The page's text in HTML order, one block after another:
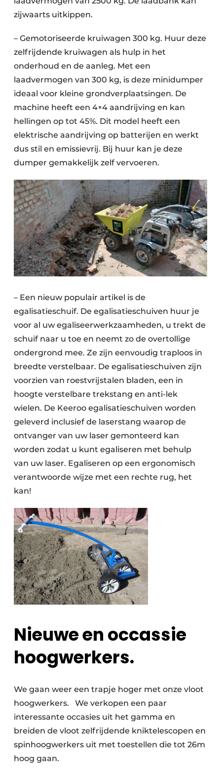
zijwaarts uitkippen.
– Gemotoriseerde kruiwagen 300 kg. Huur deze
zelfrijdende kruiwagen als hulp in het
onderhoud en de aanleg. Met een
laadvermogen van 300 kg, is deze minidumper
ideaal voor kleine grondverplaatsingen. De
machine heeft een 4×4 aandrijving en kan
hellingen op tot 45%. Dit model heeft een
elektrische aandrijving op batterijen en werkt
dus stil en emissievrij. Bij huur kan je deze
dumper gemakkelijk zelf vervoeren.
– Een nieuw populair artikel is de
egalisatieschuif. De egalisatieschuiven huur je
voor al uw egaliseerwerkzaamheden, u trekt de
schuif naar u toe en neemt zo de overtollige
ondergrond mee. Ze zijn eenvoudig traploos in
breedte verstelbaar. De egalisatieschuiven zijn
voorzien van roestvrijstalen bladen, een in
hoogte verstelbare trekstang en anti-lek
wielen. De Keeroo egalisatieschuiven worden
geleverd inclusief de laserstang waarop de
ontvanger van uw laser gemonteerd kan
worden zodat u kunt egaliseren met behulp
van uw laser. Egaliseren op een ergonomisch
verantwoorde wijze met een rechte rug, het
kan!
Nieuwe en occassie
hoogwerkers.
We gaan weer een trapje hoger met onze vloot
hoogwerkers. We verkopen een paar
interessante occasies uit het gamma en
breiden de vloot zelfrijdende kniktelescopen en
spinhoogwerkers uit met toestellen die tot 26m
hoog gaan.